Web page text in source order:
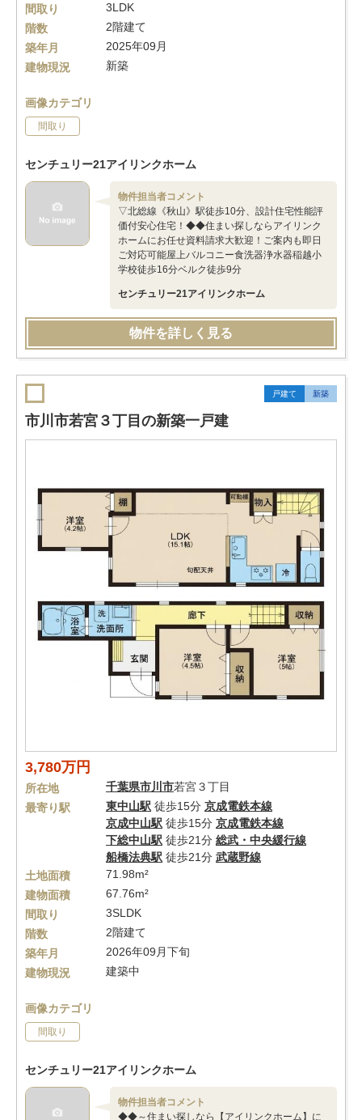
間取り
3LDK
階数
2階建て
築年月
2025年09月
建物現況
新築
画像カテゴリ
間取り
センチュリー21アイリンクホーム
物件担当者コメント
▽北総線《秋山》駅徒歩10分、設計住宅性能評
価付安心住宅！◆◆住まい探しならアイリンク
ホームにお任せ資料請求大歓迎！ご案内も即日
ご対応可能屋上バルコニー食洗器浄水器稲越小
学校徒歩16分ベルク徒歩9分
センチュリー21アイリンクホーム
物件を詳しく見る
戸建て 新築
市川市若宮３丁目の新築一戸建
3,780万円
所在地 千葉県市川市若宮３丁目
最寄り駅
東中山駅 徒歩15分 京成電鉄本線
京成中山駅 徒歩15分 京成電鉄本線
下総中山駅 徒歩21分 総武・中央緩行線
船橋法典駅 徒歩21分 武蔵野線
土地面積
71.98m²
建物面積
67.76m²
間取り
3SLDK
階数
2階建て
築年月
2026年09月下旬
建物現況
建築中
画像カテゴリ
間取り
センチュリー21アイリンクホーム
物件担当者コメント
◆◆～住まい探しなら【アイリンクホーム】に